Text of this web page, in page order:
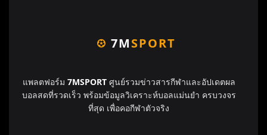
7MSPORT
แพลตฟอร์ม 7MSPORTศูนย์รวมข่าวสารกีฬาและอัปเดตผล
บอลสดที่รวดเร็ว พร้อมข้อมูลวิเคราะห์บอลแม่นยำ ครบวงจร
ที่สุด เพื่อคอกีฬาตัวจริง